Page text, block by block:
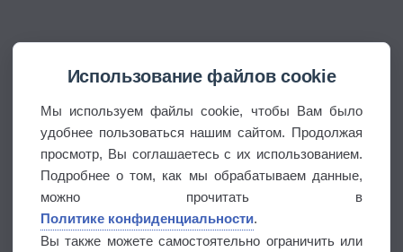
Использование файлов cookie
Мы используем файлы cookie, чтобы Вам было
удобнее пользоваться нашим сайтом. Продолжая
просмотр, Вы соглашаетесь с их использованием.
Подробнее о том, как мы обрабатываем данные,
можно прочитать в
Политике конфиденциальности.
Вы также можете самостоятельно ограничить или